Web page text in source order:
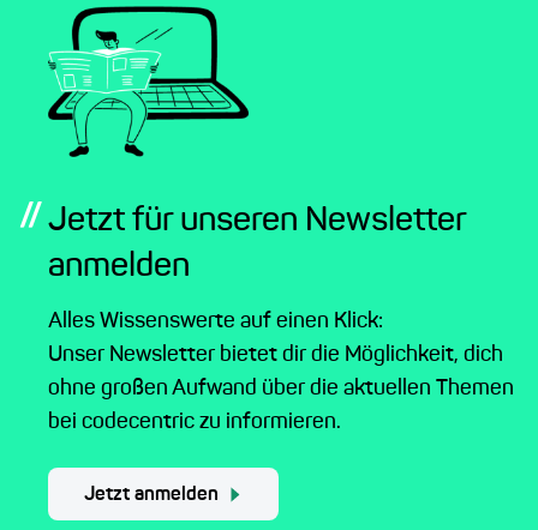
// Jetzt für unseren Newsletter
anmelden
Alles Wissenswerte auf einen Klick:
Unser Newsletter bietet dir die Möglichkeit, dich
ohne großen Aufwand über die aktuellen Themen
bei codecentric zu informieren.
Jetzt anmelden